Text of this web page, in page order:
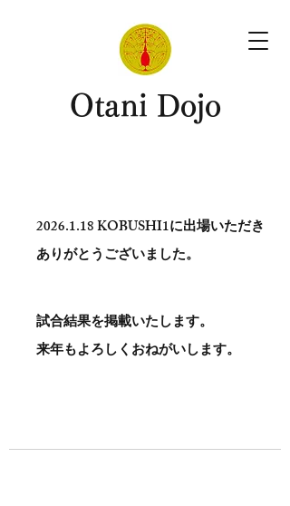
​Otani Dojo
2026.1.18KOBUSHI1に出場いただき
ありがとう​ございました。
試合結果を掲載いたします。
​来年もよろしくおねがいします。